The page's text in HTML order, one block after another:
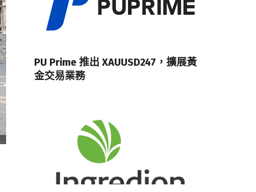
PU Prime 推出 XAUUSD247，擴展黃
金交易業務